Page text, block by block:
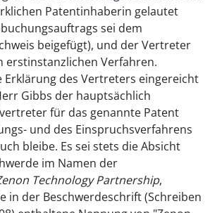
Patentinhaberin gelautet
sei dem
beigefügt), und der Vertreter
erstinstanzlichen Verfahren.
Erklärung des Vertreters eingereicht
Gibbs der hauptsächlich
für das genannte Patent
und des Einspruchsverfahrens
bleibe. Es sei stets die Absicht
im Namen der
Technology Partnership,
in der Beschwerdeschrift (Schreiben